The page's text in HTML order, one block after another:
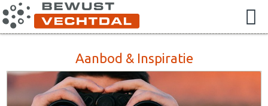
Aanbod & Inspiratie